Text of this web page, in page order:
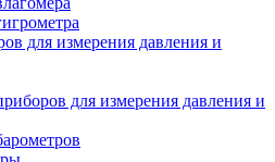
для измерения давления и
для измерения давления и